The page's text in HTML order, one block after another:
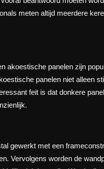
meten altijd meerdere
akoestische panelen zijn
panelen niet alleen
feit is dat donkere
gewerkt met een
Vervolgens worden de